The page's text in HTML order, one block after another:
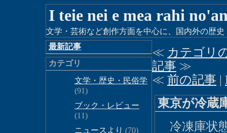
I teie nei e mea rahi
文学・芸術など創作方面を中心に、国内外の歴
最新記事
カテゴリ
文学・歴史・民俗学
(91)
ブック・レビュー
(11)
ニュースより (70)
≪ カテゴリ
記事 ≫
≪ 前の記事 |
東京が冷蔵
冷凍庫状